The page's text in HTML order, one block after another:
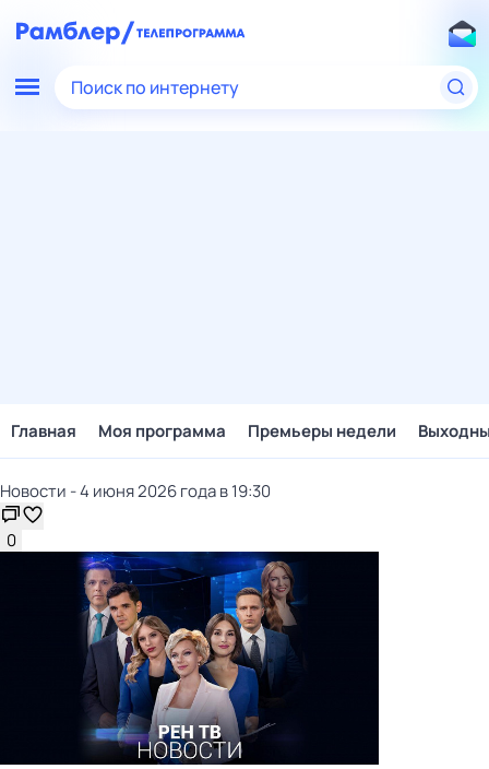
Поиск по интернету
Главная Моя программа Премьеры недели
Новости - 4 июня 2026 года в 19:30
0